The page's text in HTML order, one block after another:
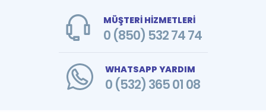
MÜŞTERİ HİZMETLERİ
0 (850) 532 74 74
WHATSAPP YARDIM
0 (532) 365 01 08